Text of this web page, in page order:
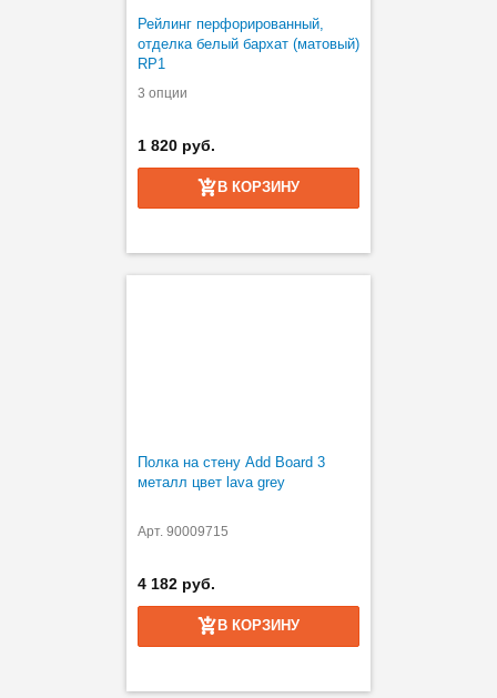
Рейлинг перфорированный,
отделка белый бархат (матовый)
RP1
3 опции
1 820 руб.
В КОРЗИНУ
Полка на стену Add Board 3
металл цвет lava grey
Арт. 90009715
4 182 руб.
В КОРЗИНУ